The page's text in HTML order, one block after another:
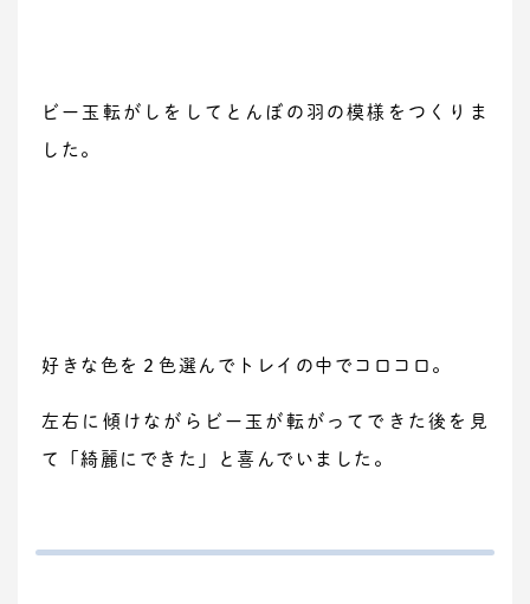
ビー玉転がしをしてとんぼの羽の模様をつくりま
した。
好きな色を２色選んでトレイの中でコロコロ。
左右に傾けながらビー玉が転がってできた後を見
て「綺麗にできた」と喜んでいました。